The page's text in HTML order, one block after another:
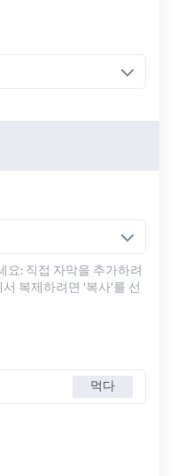
요: 직접 자막을 추가하려
복제하려면 '복사'를 선
먹다